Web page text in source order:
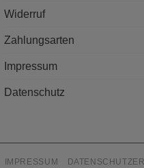
Widerruf
Zahlungsarten
Impressum
Datenschutz
IMPRESSUM